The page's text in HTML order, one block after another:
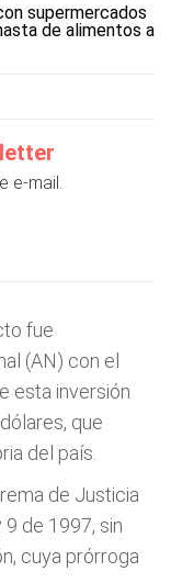
supermercados
de alimentos a
e-mail.
fue
(AN) con el
esta inversión
que
del país.
de Justicia
de 1997, sin
cuya prórroga